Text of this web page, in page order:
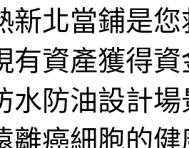
新北當鋪是
有資產獲得
水防油設計
離癌細胞的